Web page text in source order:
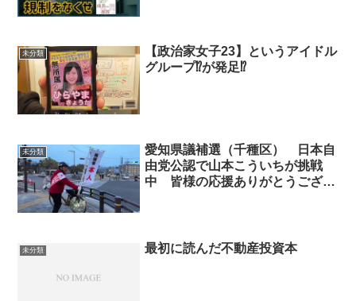
未分類
【政治家女子23】というアイドル
グループ⁉が発足⁉
未分類
愛知県議補選（千種区） 日本自
由党公認で山本こういちが挑戦
中 皆様の応援ありがとうござい
未分類 最初に読んだ不動産投資本